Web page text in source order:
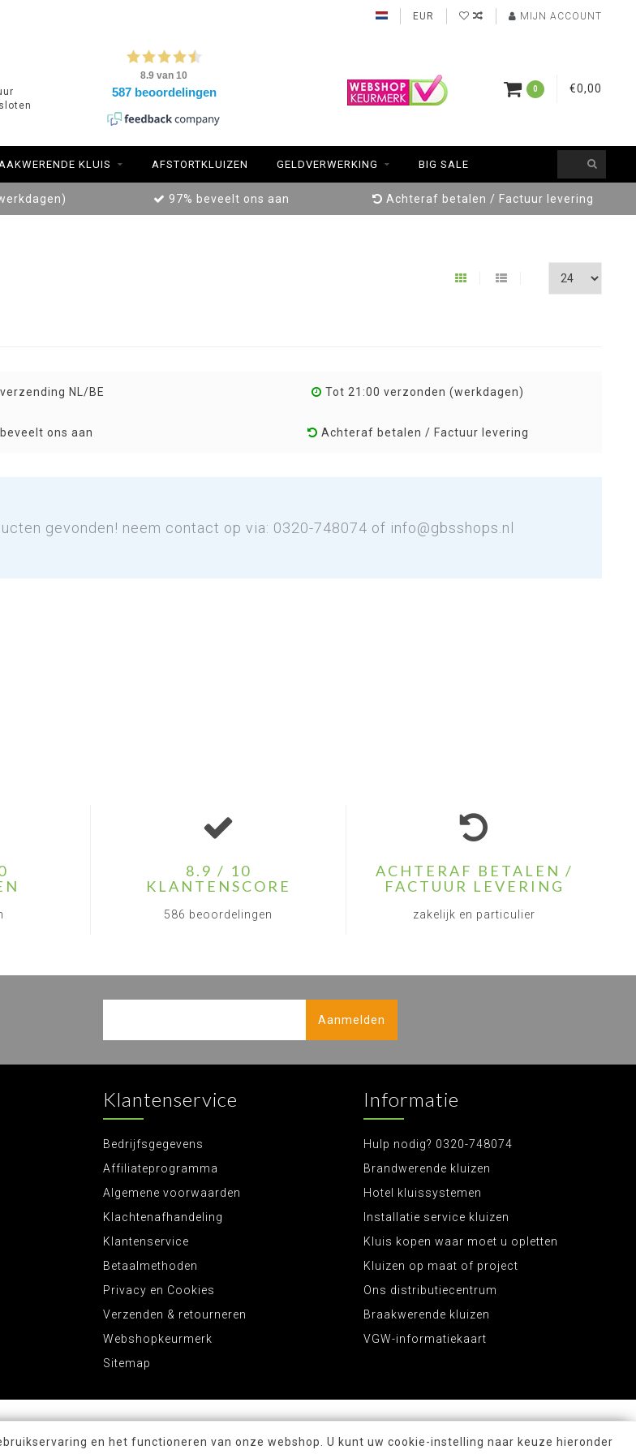
EUR MIJN ACCOUNT
0 €0,00
KLUIS AFSTORTKLUIZEN GELDVERWERKING BIG SALE
97% beveelt ons aan Achteraf betalen / Factuur levering
NL/BE Tot 21:00 verzonden (werkdagen)
ons aan Achteraf betalen / Factuur levering
gevonden! neem contact op via: 0320-748074 of info@gbsshops.nl
8.9 / 10
KLANTENSCORE
586 beoordelingen
ACHTERAF BETALEN /
FACTUUR LEVERING
zakelijk en particulier
Aanmelden
Klantenservice
Bedrijfsgegevens
Affiliateprogramma
Algemene voorwaarden
Klachtenafhandeling
Klantenservice
Betaalmethoden
Privacy en Cookies
Verzenden & retourneren
Webshopkeurmerk
Sitemap
Informatie
Hulp nodig? 0320-748074
Brandwerende kluizen
Hotel kluissystemen
Installatie service kluizen
Kluis kopen waar moet u opletten
Kluizen op maat of project
Ons distributiecentrum
Braakwerende kluizen
VGW-informatiekaart
en het functioneren van onze webshop. U kunt uw cookie-instelling naar keuze hieronder